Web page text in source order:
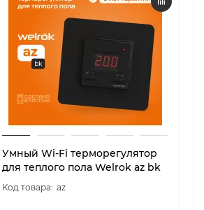
Умный Wi-Fi терморегулятор
для теплого пола Welrok az bk
az